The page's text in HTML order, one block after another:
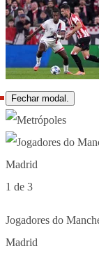
Fechar modal.
1 de 3
Jogadores do
Madrid